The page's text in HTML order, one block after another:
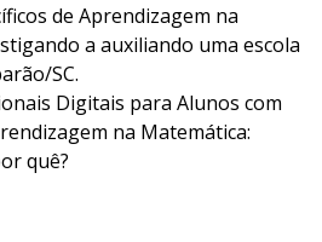
de Aprendizagem na
a auxiliando uma escola
SC.
Digitais para Alunos com
na Matemática:
quê?